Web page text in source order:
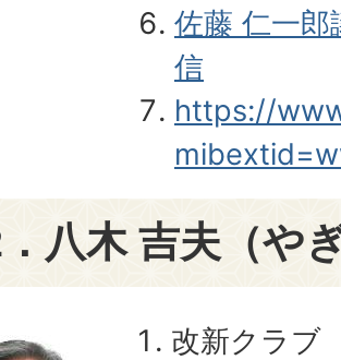
佐藤 仁一
信
https://
八木 吉夫（や
改新クラブ